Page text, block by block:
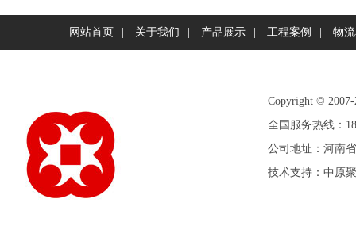
网站首页 关于我们 产品展示 工程案例 物
全国服务热线：
公司地址：河南
技术支持： 中原